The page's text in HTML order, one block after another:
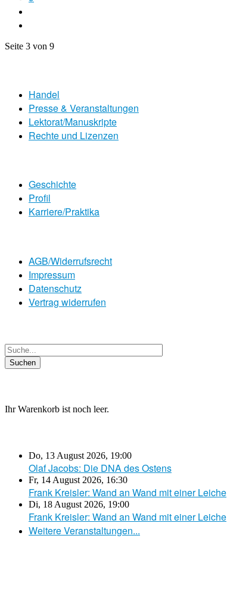
Seite 3 von 9
Handel
Presse & Veranstaltungen
Lektorat/Manuskripte
Rechte und Lizenzen
Geschichte
Profil
Karriere/Praktika
AGB/Widerrufsrecht
Impressum
Datenschutz
Vertrag widerrufen
Ihr Warenkorb ist noch leer.
Do, 13 August 2026, 19:00
Olaf Jacobs: Die DNA des Ostens
Fr, 14 August 2026, 16:30
Frank Kreisler: Wand an Wand mit einer Leiche
Di, 18 August 2026, 19:00
Frank Kreisler: Wand an Wand mit einer Leiche
Weitere Veranstaltungen...